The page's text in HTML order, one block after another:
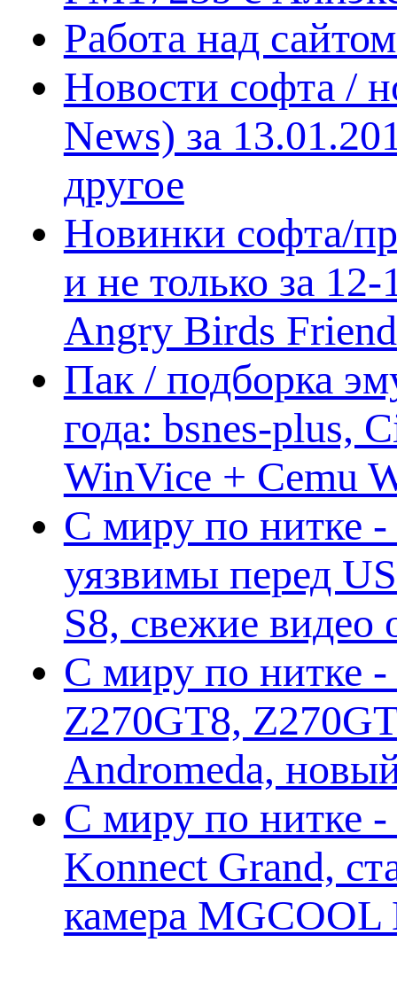
Работа над
Новости софта /
News) за
другое
Новинки софта/
и не только за
Angry Birds
Пак / подборка
года: bsnes-plus,
WinVice + Cemu
С миру по нитке
уязвимы перед
S8, свежие
С миру по нитке -
Z270GT8,
Andromeda,
С миру по нитке -
Konnect Grand,
камера MGCOOL